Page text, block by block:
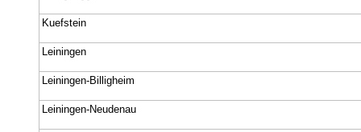
Kuefstein
Leiningen
Leiningen-Billigheim
Leiningen-Neudenau